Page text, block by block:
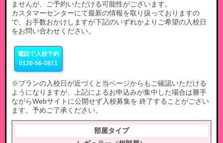
ませんが、ご予約いただける可能性がございます。
カスタマーセンターにて最新の情報を取り扱っておりますの
で、お手数おかけしますが下記のいずれかよりご希望の入校日
をお問い合わせください。
電話で入校予約
0120-56-0811
※プランの入校日が近づくと当ページからもご確認いただける
ようになりますが、上記によるお申込みが集中した場合は勝手
ながらWebサイトに公開せず入校募集を 終了することがござい
ます。予めご了承ください。